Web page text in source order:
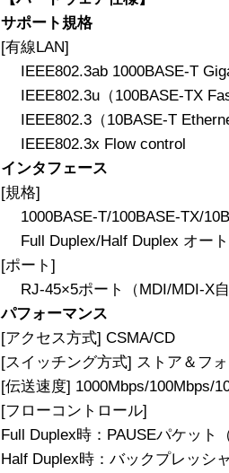
サポート規格
[有線LAN]
IEEE802.3ab 1000BASE-T
IEEE802.3u（100BASE-TX
IEEE802.3（10BASE-T
IEEE802.3x Flow control
インタフェース
[規格]
1000BASE-T/100BASE-TX/
Full Duplex/Half Duplex オー
[ポート]
RJ-45×5ポート（MDI/MDI-X
パフォーマンス
[アクセス方式] CSMA/CD
[スイッチング方式] ストア＆フ
[伝送速度] 1000Mbps/100Mbps/
[フローコントロール]
Full Duplex時：PAUSEパケット
Half Duplex時：バックプレッシ